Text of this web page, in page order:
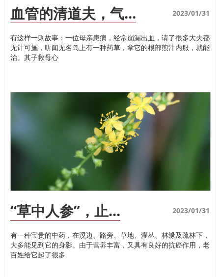
血管的清道夫，气... 2023/01/31
有这样一则故事：一位母亲患病，经常崩漏出血，请了很多大夫都
无计可施，听闻无名岛上有一种药草，拿它的根部煎汁内服，就能
治。其子救母心
“草中人参”，止... 2023/01/31
有一种宝贵的中药，在溪边、路旁、草地、灌丛、林缘及疏林下，
大多能见到它的身影。由于营养丰富，又具有良好的抗癌作用，老
百姓给它起了很多